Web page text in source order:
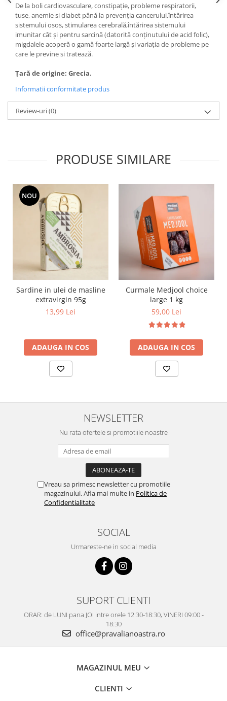
De la boli cardiovasculare, constipație, probleme respiratorii,
tuse, anemie si diabet până la prevenția cancerului,întărirea
sistemului osos, stimularea cerebrală,întărirea sistemului
imunitar cât și pentru sarcină (datorită conținutului de acid folic),
migdalele acoperă o gamă foarte largă și variația de probleme pe
care le previne si tratează.
Țară de origine: Grecia.
Informatii conformitate produs
Review-uri(0)
PRODUSE SIMILARE
NOU
Sardine in ulei de masline
extravirgin 95g
13,99 Lei
ADAUGA IN COS
Curmale Medjool choice
large 1 kg
59,00 Lei
ADAUGA IN COS
NEWSLETTER
Nu rata ofertele si promotiile noastre
Vreau sa primesc newsletter cu promotiile
magazinului. Afla mai multe in Politica de
Confidentialitate
SOCIAL
Urmareste-ne in social media
SUPORT CLIENTI
ORAR: de LUNI pana JOI intre orele 12:30-18:30, VINERI 09:00 -
18:30
office@pravalianoastra.ro
MAGAZINUL MEU
CLIENTI